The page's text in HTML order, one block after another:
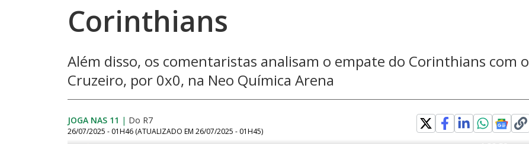
Corinthians
Além disso, os comentaristas analisam o empate do Corinthians com o
Cruzeiro, por 0x0, na Neo Química Arena
JOGA NAS 11 | Do R7
26/07/2025 - 01H46 (ATUALIZADO EM 26/07/2025 - 01H45)